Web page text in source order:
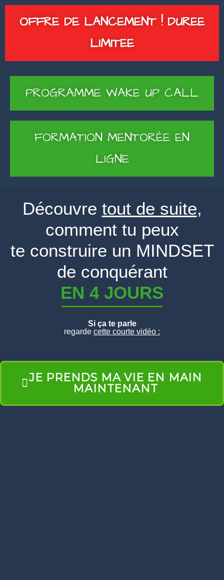
OFFRE DE LANCEMENT ! DUREE
LIMITEE
PROGRAMME WAKE UP CALL
FORMATION MENTORÉE EN
LIGNE
Découvre tout de suite,
comment tu peux
te construire un MINDSET
de conquérant
EN 4 JOURS
Si ça te parle
regarde cette courte vidéo :
JE PRENDS MA VIE EN MAIN
MAINTENANT